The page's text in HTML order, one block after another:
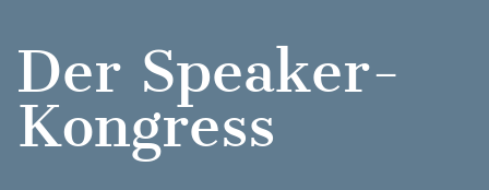
Der Speaker-
Kongress